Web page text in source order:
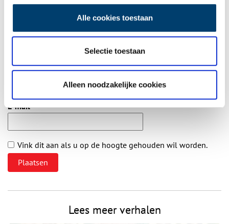
Alle cookies toestaan
Selectie toestaan
Alleen noodzakelijke cookies
Vereiste velden zijn gemarkeerd met *. Het e-mailadres wordt niet
Naam*
E-mail*
Vink dit aan als u op de hoogte gehouden wil worden.
Lees meer verhalen